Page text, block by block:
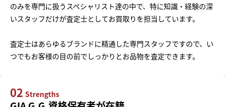
のみを専門に扱うスペシャリスト達の中で、特に知識・経験の深
いスタッフだけが査定士としてお買取りを担当しています。
査定士はあらゆるブランドに精通した専門スタッフですので、い
つでもお客様の目の前でしっかりとお品物を査定できます。
02 Strengths